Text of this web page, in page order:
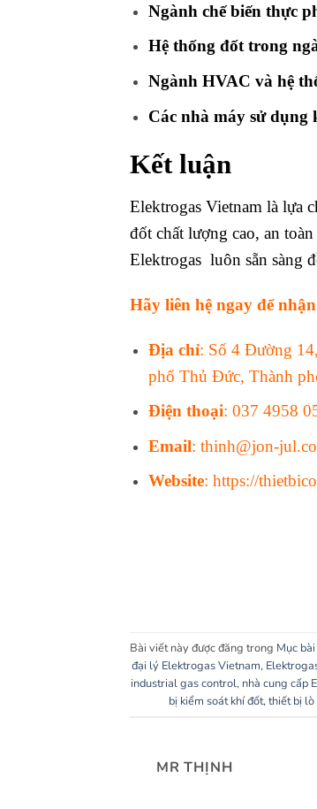
Ngành chế biến thực
Hệ thống đốt trong
Ngành HVAC và hệ
Các nhà máy sử
Kết luận
Elektrogas Vietnam là lựa
đốt chất lượng cao, an
Elektrogas luôn sẵn sàng
Hãy liên hệ ngay để
Địa chỉ: Số 4 Đường
phố Thủ Đức, Thành
Điện thoại: 037 4958
Email: thinh@jon-
Website: https://
Bài viết này được đăng trong Mục
đại lý Elektrogas Vietnam,
industrial gas control, nhà cung cấp
bị kiểm soát khí đốt, thiết bị lò
MR THỊNH